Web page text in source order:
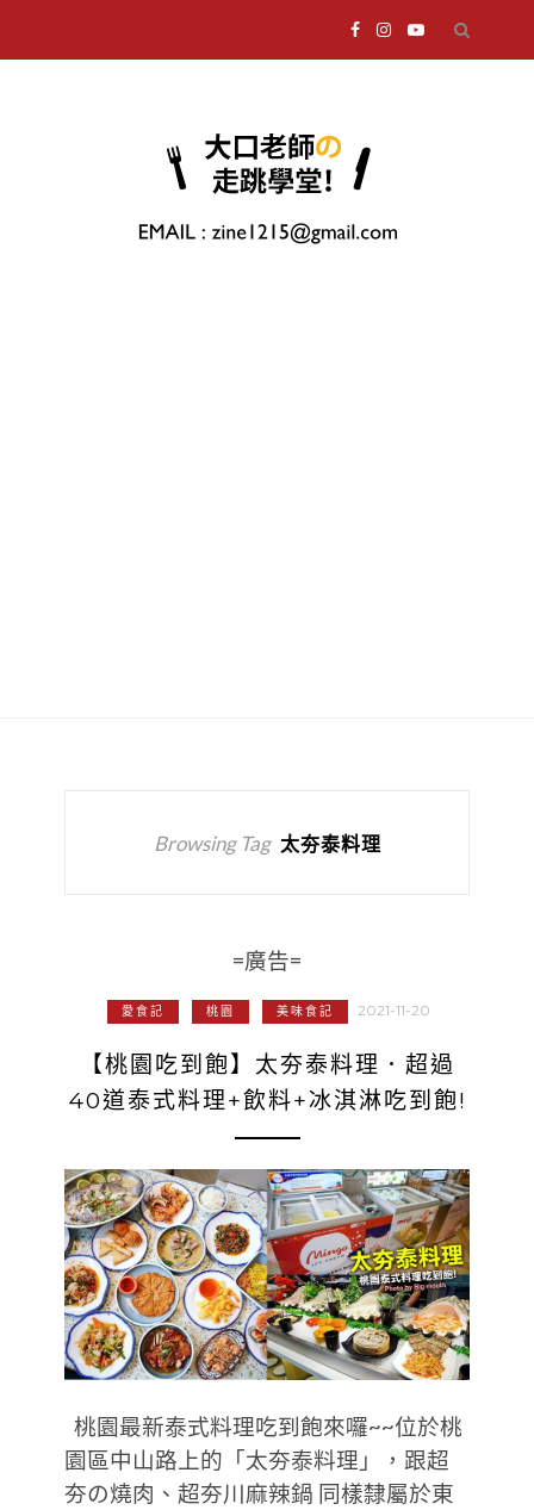
Browsing Tag 太夯泰料理
=廣告=
愛食記 桃園 美味食記 2021-11-20
【桃園吃到飽】太夯泰料理．超過
40道泰式料理+飲料+冰淇淋吃到飽!
桃園最新泰式料理吃到飽來囉~~位於桃
園區中山路上的「太夯泰料理」，跟超
夯の燒肉、超夯川麻辣鍋 同樣隸屬於東